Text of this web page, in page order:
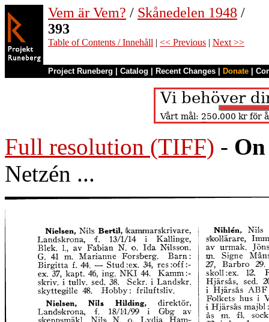
Vem är Vem? / Skånedelen 1948 /
393
Table of Contents / Innehåll | << Previous | Next >>
Project Runeberg Catalog Recent Changes Donate
Full resolution (TIFF) -
Netzén ...